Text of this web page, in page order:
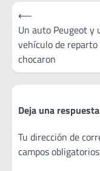
Navegación
de
entradas
⟵
Un auto Peugeot y
vehículo de reparto
chocaron
Deja una respuesta
Tu dirección de
campos